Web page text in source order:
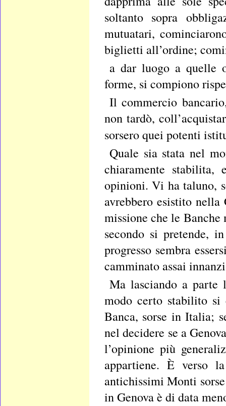
soltanto sopra
mutuatari,
biglietti all’ordine;
a dar luogo a quelle
forme, si compiono
Il commercio
non tardò,
sorsero quei potenti
Quale sia stata nel
chiaramente
opinioni. Vi ha taluno,
avrebbero esistito
missione che le
secondo si pretende,
progresso sembra
camminato assai
Ma lasciando a parte
modo certo stabilito
Banca, sorse in Italia;
nel decidere se a
l’opinione più
appartiene. È verso
antichissimi Monti
in Genova è di data